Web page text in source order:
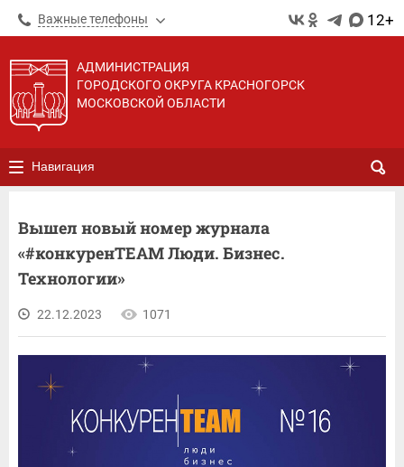
Важные телефоны 12+
АДМИНИСТРАЦИЯ
ГОРОДСКОГО ОКРУГА КРАСНОГОРСК
МОСКОВСКОЙ ОБЛАСТИ
Навигация
Вышел новый номер журнала
«#конкуренTEAM Люди. Бизнес.
Технологии»
22.12.2023 1071